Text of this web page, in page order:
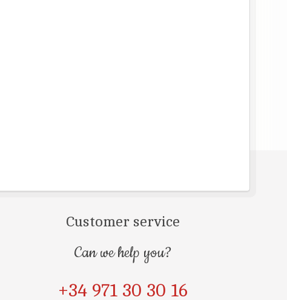
Customer service
Can we help you?
+34 971 30 30 16